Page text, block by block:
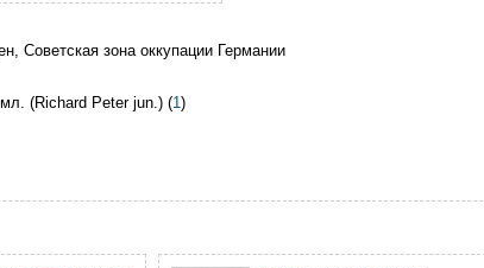
Советская зона оккупации Германии
(Richard Peter jun.) (1)